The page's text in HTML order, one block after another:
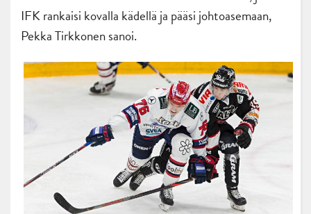
IFK rankaisi kovalla kädellä ja pääsi johtoasemaan,
Pekka Tirkkonen sanoi.